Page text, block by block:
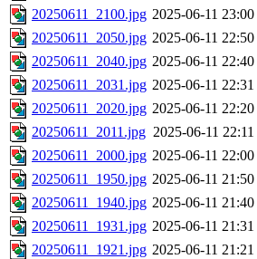
20250611_2100.jpg 2025-06-11 23:00
20250611_2050.jpg 2025-06-11 22:50
20250611_2040.jpg 2025-06-11 22:40
20250611_2031.jpg 2025-06-11 22:31
20250611_2020.jpg 2025-06-11 22:20
20250611_2011.jpg 2025-06-11 22:11
20250611_2000.jpg 2025-06-11 22:00
20250611_1950.jpg 2025-06-11 21:50
20250611_1940.jpg 2025-06-11 21:40
20250611_1931.jpg 2025-06-11 21:31
20250611_1921.jpg 2025-06-11 21:21